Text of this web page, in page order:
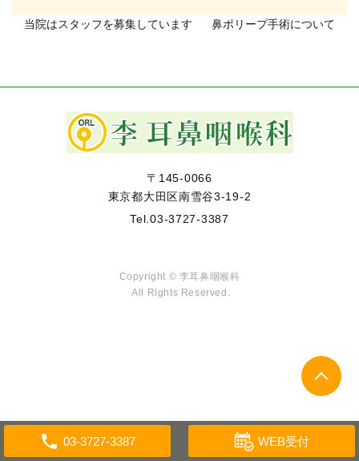
当院はスタッフを募集しています 鼻ポリープ手術について
WEB受付
〒145-0066
東京都大田区南雪谷3-19-2
Tel.03-3727-3387
Copyright © 李耳鼻咽喉科
All Rights Reserved.